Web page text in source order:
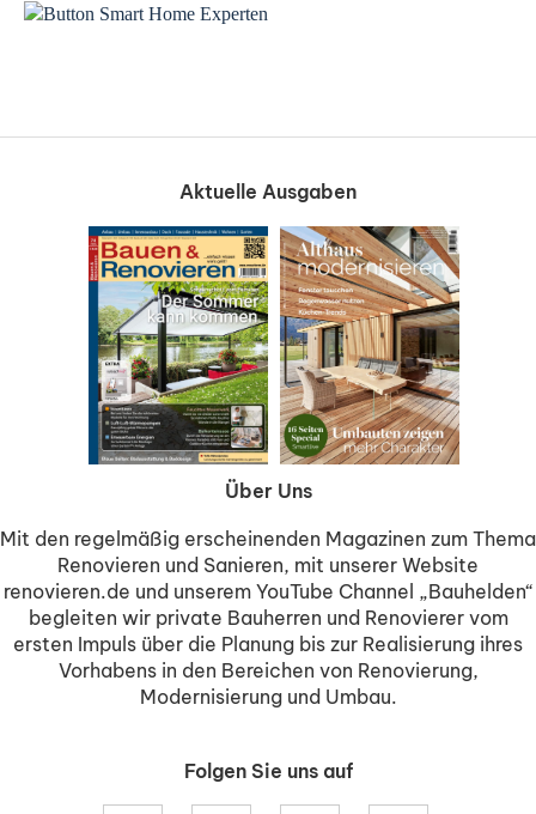
Aktuelle Ausgaben
Über Uns
Mit den regelmäßig erscheinenden Magazinen zum Thema
Renovieren und Sanieren, mit unserer Website
renovieren.de und unserem YouTube Channel „Bauhelden“
begleiten wir private Bauherren und Renovierer vom
ersten Impuls über die Planung bis zur Realisierung ihres
Vorhabens in den Bereichen von Renovierung,
Modernisierung und Umbau.
Folgen Sie uns auf